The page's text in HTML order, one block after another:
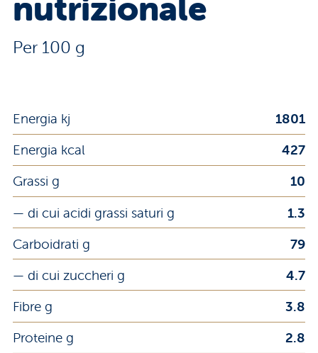
nutrizionale
Per 100 g
Energia kj
1801
Energia kcal
427
Grassi g
10
— di cui acidi grassi saturi g
1.3
Carboidrati g
79
— di cui zuccheri g
4.7
Fibre g
3.8
Proteine g
2.8